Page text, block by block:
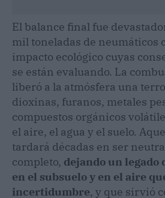
El balance final fue
mil toneladas de neumáticos
impacto ecológico cuyas
se están evaluando. La
liberó a la atmósfera una
dioxinas, furanos, metales
compuestos orgánicos
el aire, el agua y el suelo.
tardará décadas en ser
completo, dejando un legado
en el subsuelo y en el aire
incertidumbre, y que sirvió